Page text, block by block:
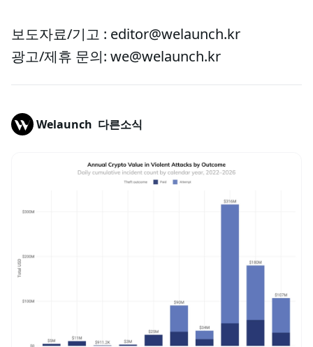
보도자료/기고 : editor@welaunch.kr
광고/제휴 문의: we@welaunch.kr
Welaunch 다른소식